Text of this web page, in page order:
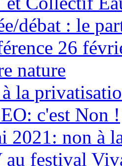
débat : le
26
nature
la
c'est Non !
2021: non à
au festival